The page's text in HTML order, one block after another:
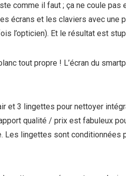
comme il faut ; ça ne coule pas
écrans et les claviers avec une
l’opticien). Et le résultat est
tout propre ! L’écran du
et 3 lingettes pour nettoyer
qualité / prix est fabuleux
Les lingettes sont conditionnées